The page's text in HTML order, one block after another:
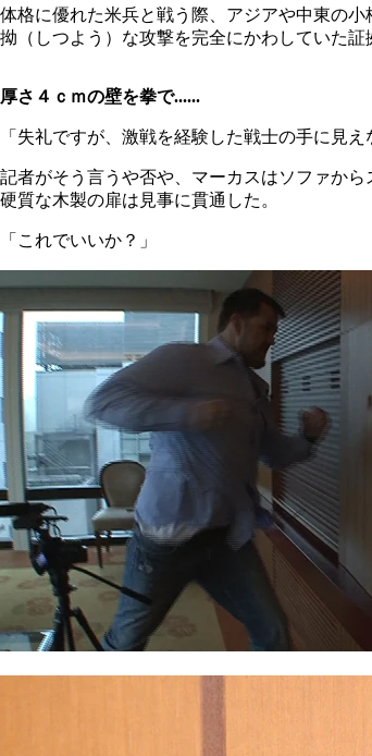
体格に優れた米兵と戦う際、アジアや中東の
拗（しつよう）な攻撃を完全にかわしていた証
厚さ４ｃｍの壁を拳で......
「失礼ですが、激戦を経験した戦士の手に見え
記者がそう言うや否や、マーカスはソファか
硬質な木製の扉は見事に貫通した。
「これでいいか？」